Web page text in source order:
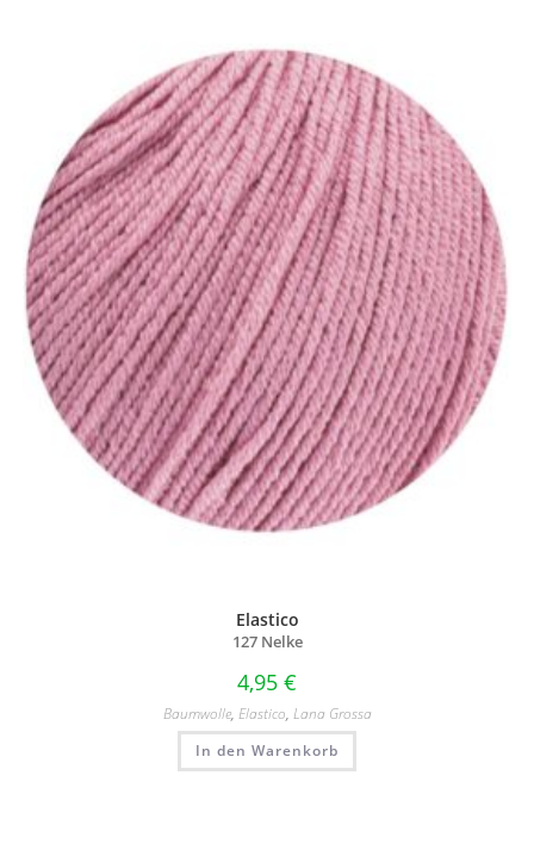
Elastico
127 Nelke
4,95 €
Baumwolle, Elastico, Lana Grossa
In den Warenkorb